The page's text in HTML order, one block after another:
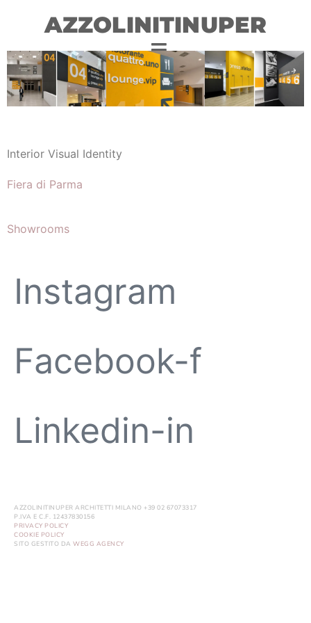
AZZOLINITINUPER
Interior Visual Identity
Fiera di Parma
Showrooms
Instagram
Facebook-f
Linkedin-in
AZZOLINITINUPER ARCHITETTI MILANO +39 02 67073317
P.IVA E C.F. 12437830156
PRIVACY POLICY
COOKIE POLICY
SITO GESTITO DA WEGG AGENCY